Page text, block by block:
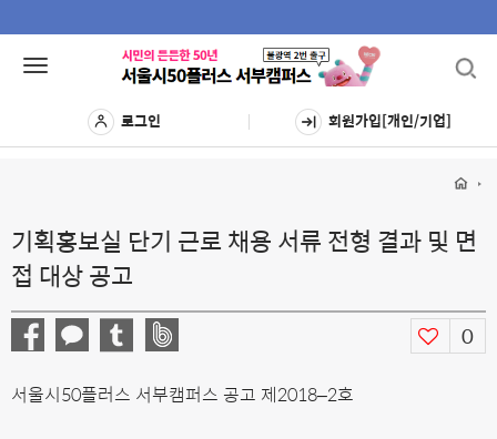
Toggle
로그인 회원가입[개인/기업]
기획홍보실 단기 근로 채용 서류 전형 결과 및 면
접 대상 공고
0
서울시50플러스 서부캠퍼스 공고 제2018–2호